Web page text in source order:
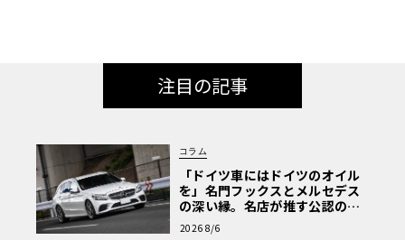
注目の記事
コラム
「ドイツ車にはドイツのオイル
を」名門フックスとメルセデス
の深い縁。名店が推す公認の安
心と、Cクラスで味わうシルキー
2026 8/6